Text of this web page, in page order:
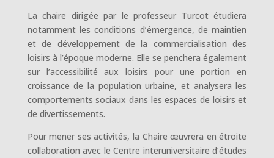
La chaire dirigée par le professeur Turcot étudiera
notamment les conditions d’émergence, de maintien
et de développement de la commercialisation des
loisirs à l’époque moderne. Elle se penchera également
sur l’accessibilité aux loisirs pour une portion en
croissance de la population urbaine, et analysera les
comportements sociaux dans les espaces de loisirs et
de divertissements.
Pour mener ses activités, la Chaire œuvrera en étroite
collaboration avec le Centre interuniversitaire d’études